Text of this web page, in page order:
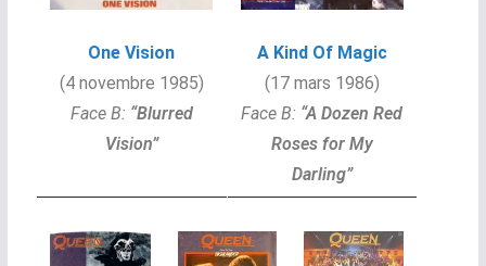
One Vision
(4 novembre 1985)
Face B: “Blurred
Vision”
A Kind Of Magic
(17 mars 1986)
Face B: “A Dozen Red
Roses for My
Darling”